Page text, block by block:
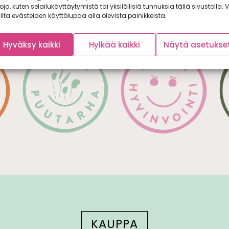
kuten selailukäyttäytymistä tai yksilöllisiä tunnuksia tällä sivustolla.
evästeiden käyttölupaa alla olevista painikkeista.
Hyväksy kaikki Hylkää kaikki Näytä
KAUPPA